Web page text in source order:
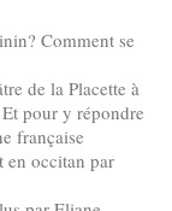
Comment se
de la Placette à
pour y répondre
française
en occitan par